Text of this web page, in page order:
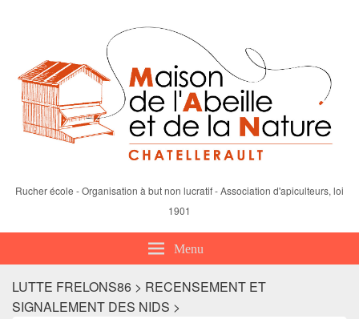
Rucher école - Organisation à but non lucratif - Association d'apiculteurs, loi
1901
Menu
LUTTE FRELONS86 > RECENSEMENT ET
SIGNALEMENT DES NIDS >